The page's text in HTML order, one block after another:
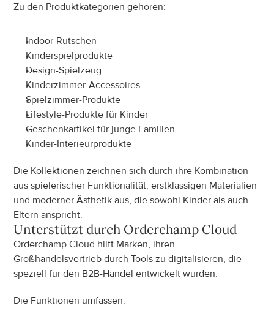
Zu den Produktkategorien gehören:
Indoor-Rutschen
Kinderspielprodukte
Design-Spielzeug
Kinderzimmer-Accessoires
Spielzimmer-Produkte
Lifestyle-Produkte für Kinder
Geschenkartikel für junge Familien
Kinder-Interieurprodukte
Die Kollektionen zeichnen sich durch ihre Kombination
aus spielerischer Funktionalität, erstklassigen Materialien
und moderner Ästhetik aus, die sowohl Kinder als auch
Eltern anspricht.
Unterstützt durch Orderchamp Cloud
Orderchamp Cloud hilft Marken, ihren
Großhandelsvertrieb durch Tools zu digitalisieren, die
speziell für den B2B-Handel entwickelt wurden.
Die Funktionen umfassen: